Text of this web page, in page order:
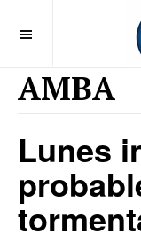
AMBA
Lunes